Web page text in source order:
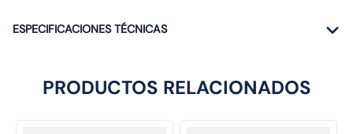
ESPECIFICACIONES TÉCNICAS
PRODUCTOS RELACIONADOS